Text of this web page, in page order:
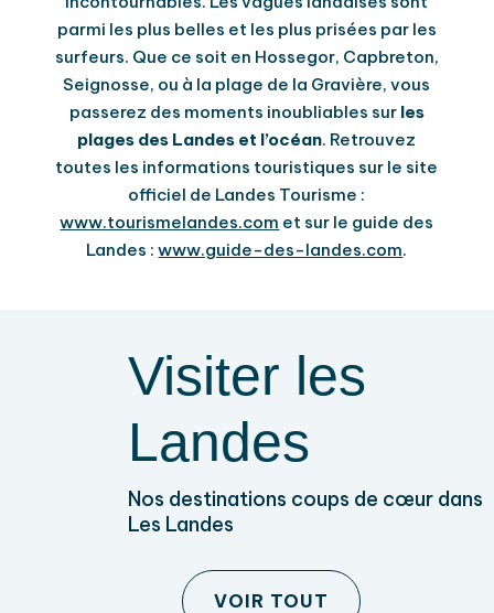
parmi les plus belles et les plus prisées par les
surfeurs. Que ce soit en Hossegor, Capbreton,
Seignosse, ou à la plage de la Gravière, vous
passerez des moments inoubliables sur les
plages des Landes et l’océan. Retrouvez
toutes les informations touristiques sur le site
officiel de Landes Tourisme :
www.tourismelandes.com et sur le guide des
Landes :www.guide-des-landes.com.
Visiter les
Landes
Nos destinations coups de cœur dans
Les Landes
VOIR TOUT